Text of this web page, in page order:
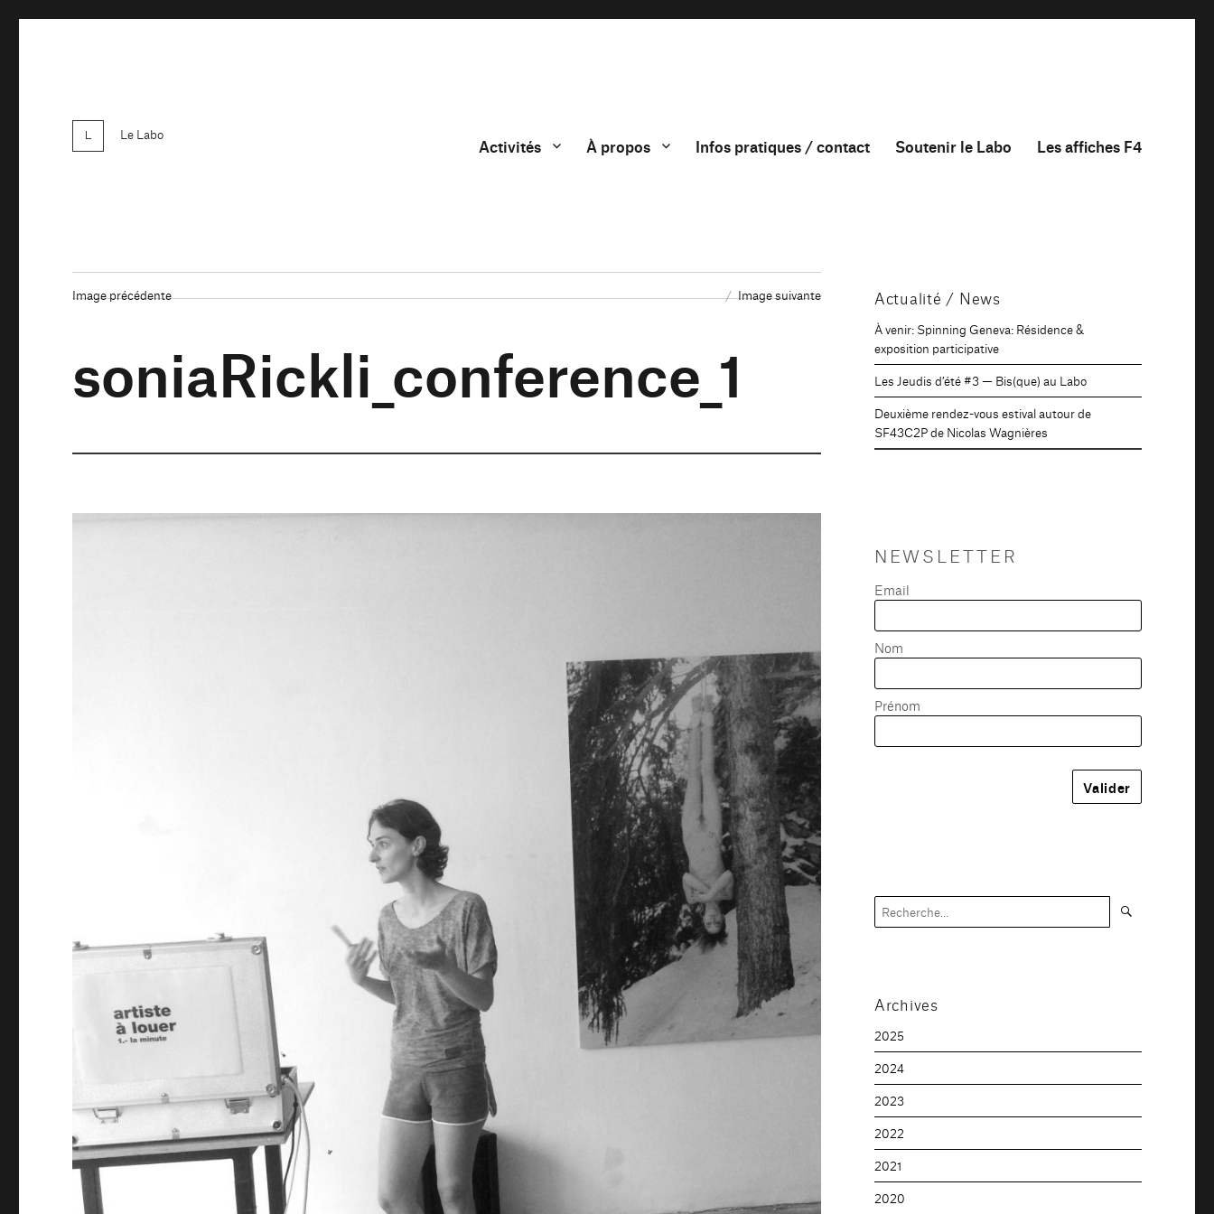
Le Labo
Activités À propos Infos pratiques / contact Soutenir le Labo Les affiches F4
Image précédente Image suivante
soniaRickli_conference_1
Actualité / News
À venir: Spinning Geneva: Résidence &
exposition participative
Les Jeudis d’été #3 — Bis(que) au Labo
Deuxième rendez-vous estival autour de
SF43C2P de Nicolas Wagnières
NEWSLETTER
Email
Nom
Prénom
Recherche
pour :
Archives
2025
2024
2023
2022
2021
2020